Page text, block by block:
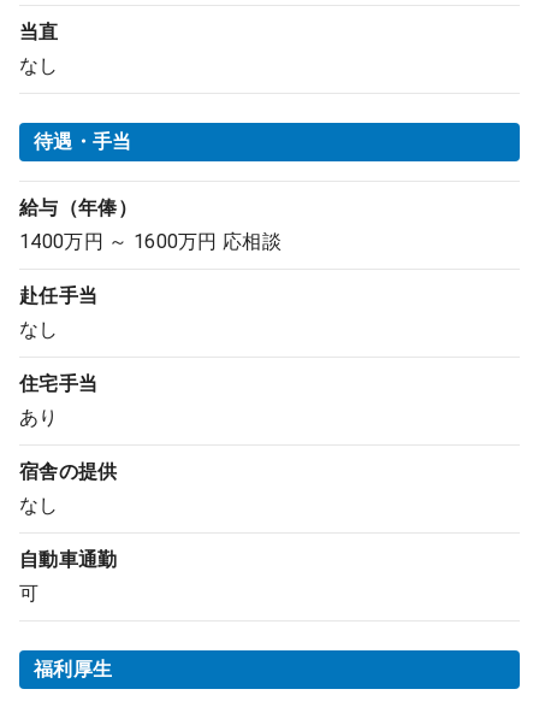
当直
なし
待遇・手当
給与（年俸）
1400万円 ～ 1600万円 応相談
赴任手当
なし
住宅手当
あり
宿舎の提供
なし
自動車通勤
可
福利厚生